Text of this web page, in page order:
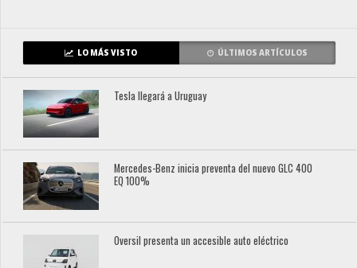
LO MÁS VISTO ÚLTIMOS ARTÍCULOS
Tesla llegará a Uruguay
Mercedes-Benz inicia preventa del nuevo GLC 400
EQ 100%
Oversil presenta un accesible auto eléctrico